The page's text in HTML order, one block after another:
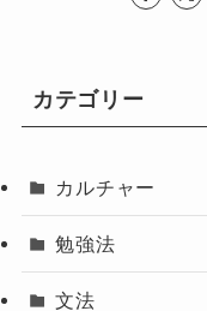
カテゴリー
カルチャー
勉強法
文法